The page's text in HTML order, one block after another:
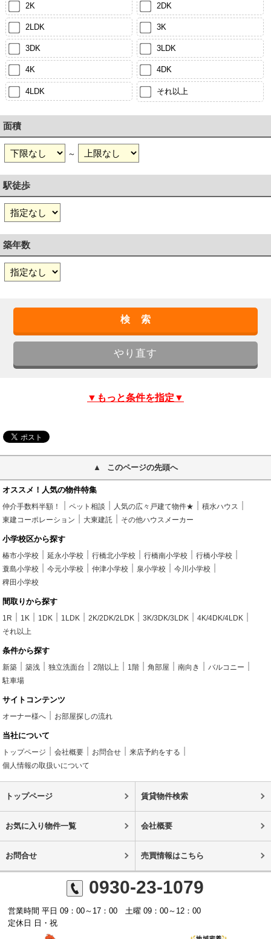
2K 2DK
2LDK 3K
3DK 3LDK
4K 4DK
4LDK それ以上
面積
～
駅徒歩
築年数
▼もっと条件を指定▼
このページの先頭へ
オススメ！人気の物件特集
仲介手数料半額！ ペット相談 人気の広々戸建て物件★
積水ハウス
東建コーポレーション
大東建託 その他ハウスメーカー
小学校区から探す
椿市小学校 延永小学校 行橋北小学校 行橋南小学校
行橋小学校
蓑島小学校
今元小学校 仲津小学校 泉小学校
今川小学校
稗田小学校
間取りから探す
1R 1K 1DK 1LDK 2K/2DK/2LDK 3K/3DK/3LDK
4K/4DK/4LDK
それ以上
条件から探す
新築 築浅 独立洗面台 2階以上 1階 角部屋 南向き
バルコニー
駐車場
サイトコンテンツ
オーナー様へ お部屋探しの流れ
当社について
トップページ 会社概要 お問合せ
来店予約をする
個人情報の取扱いについて
トップページ 賃貸物件検索
お気に入り物件一覧 会社概要
お問合せ 売買情報はこちら
0930-23-1079
営業時間 平日 09：00～17：00 土曜 09：00～12：00
定休日 日・祝